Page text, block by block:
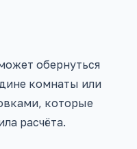
обернуться
комнаты или
которые
расчёта.